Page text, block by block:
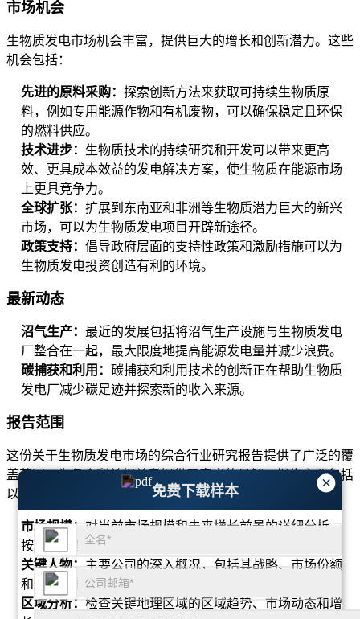
×
免费下载样本
市场机会
生物质发电市场机会丰富，提供巨大的增长和创新潜力。这些
机会包括：
先进的原料采购： 探索创新方法来获取可持续生物质原
料，例如专用能源作物和有机废物，可以确保稳定且环保
的燃料供应。
技术进步： 生物质技术的持续研究和开发可以带来更高
效、更具成本效益的发电解决方案，使生物质在能源市场
上更具竞争力。
全球扩张： 扩展到东南亚和非洲等生物质潜力巨大的新兴
市场，可以为生物质发电项目开辟新途径。
政策支持： 倡导政府层面的支持性政策和激励措施可以为
生物质发电投资创造有利的环境。
最新动态
沼气生产： 最近的发展包括将沼气生产设施与生物质发电
厂整合在一起，最大限度地提高能源发电量并减少浪费。
碳捕获和利用： 碳捕获和利用技术的创新正在帮助生物质
发电厂减少碳足迹并探索新的收入来源。
报告范围
这份关于生物质发电市场的综合行业研究报告提供了广泛的覆
盖范围，为各个利益相关者提供了宝贵的见解。报告主要包括
以下几个方面：
市场规模：对当前市场规模和未来增长前景的详细分析，
按原料类型、技术、最终用途行业和地区进行细分。
关键人物：主要公司的深入概况，包括其战略、市场份额
和最新发展，以便全面了解竞争格局。
区域分析：检查关键地理区域的区域趋势、市场动态和增